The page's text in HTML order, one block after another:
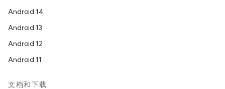
Android 14
Android 13
Android 12
Android 11
文档和下载